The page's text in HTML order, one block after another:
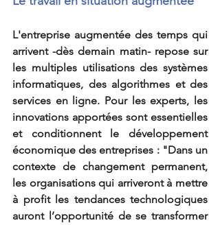
L'entreprise augmentée des temps qui
arrivent -dès demain matin- repose sur
les multiples utilisations des systèmes
informatiques, des algorithmes et des
services en ligne. Pour les experts, les
innovations apportées sont essentielles
et conditionnent le développement
économique des entreprises : "Dans un
contexte de changement permanent,
les organisations qui arriveront à mettre
à profit les tendances technologiques
auront l’opportunité de se transformer